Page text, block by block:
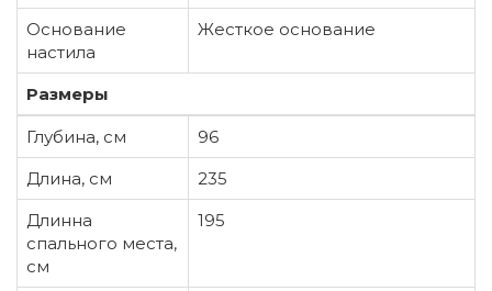
Основание
настила
Жесткое основание
Размеры
Глубина, см
96
Длина, см
235
Длинна
спального места,
см
195